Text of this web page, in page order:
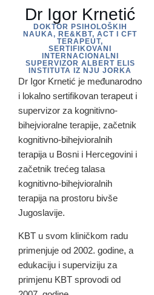
Dr Igor Krnetić
DOKTOR PSIHOLOŠKIH
NAUKA, RE&KBT, ACT I CFT
TERAPEUT,
SERTIFIKOVANI
INTERNACIONALNI
SUPERVIZOR ALBERT ELIS
INSTITUTA IZ NJU JORKA
Dr Igor Krnetić je međunarodno
i lokalno sertifikovan terapeut i
supervizor za kognitivno-
bihejvioralne terapije, začetnik
kognitivno-bihejvioralnih
terapija u Bosni i Hercegovini i
začetnik trećeg talasa
kognitivno-bihejvioralnih
terapija na prostoru bivše
Jugoslavije.
KBT u svom kliničkom radu
primenjuje od 2002. godine, a
edukaciju i superviziju za
primjenu KBT sprovodi od